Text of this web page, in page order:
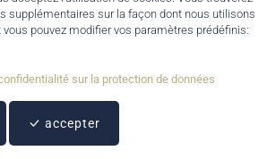
supplémentaires sur la façon dont nous utilisons
vous pouvez modifier vos paramètres prédéfinis:
sur la protection de données
accepter